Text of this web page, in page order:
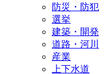
防災・防犯
選挙
建築・開発
道路・河川
産業
上下水道